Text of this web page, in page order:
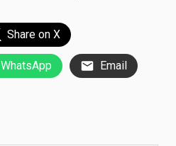
Share on X
WhatsApp Email